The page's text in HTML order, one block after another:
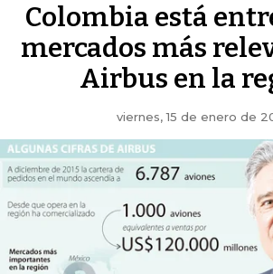
Colombia está
mercados más
Airbus en la
viernes, 15 de enero de